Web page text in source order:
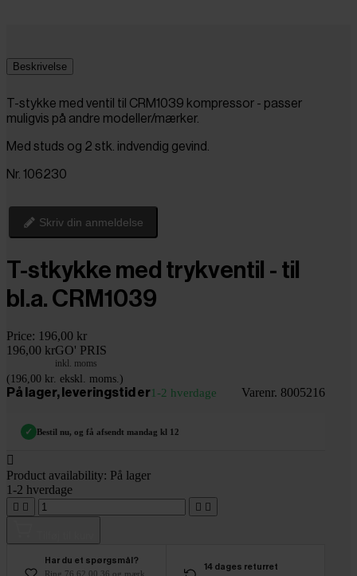
Beskrivelse
T-stykke med ventil til CRM1039 kompressor - passer
muligvis på andre modeller/mærker.
Med studs og 2 stk. indvendig gevind.
Nr. 106230
Skriv din anmeldelse
T-stkykke med trykventil - til
bl.a. CRM1039
Price: 196,00 kr
196,00 krGO' PRIS
inkl. moms
(196,00 kr. ekskl. moms.)
På lager, leveringstid er1-2 hverdage Varenr. 8005216
✓ Bestil nu, og få afsendt mandag kl 12

Product availability: På lager
1-2 hverdage
   
Har du et spørgsmål?
Ring 76 62 00 36 og mærk
14 dages returret